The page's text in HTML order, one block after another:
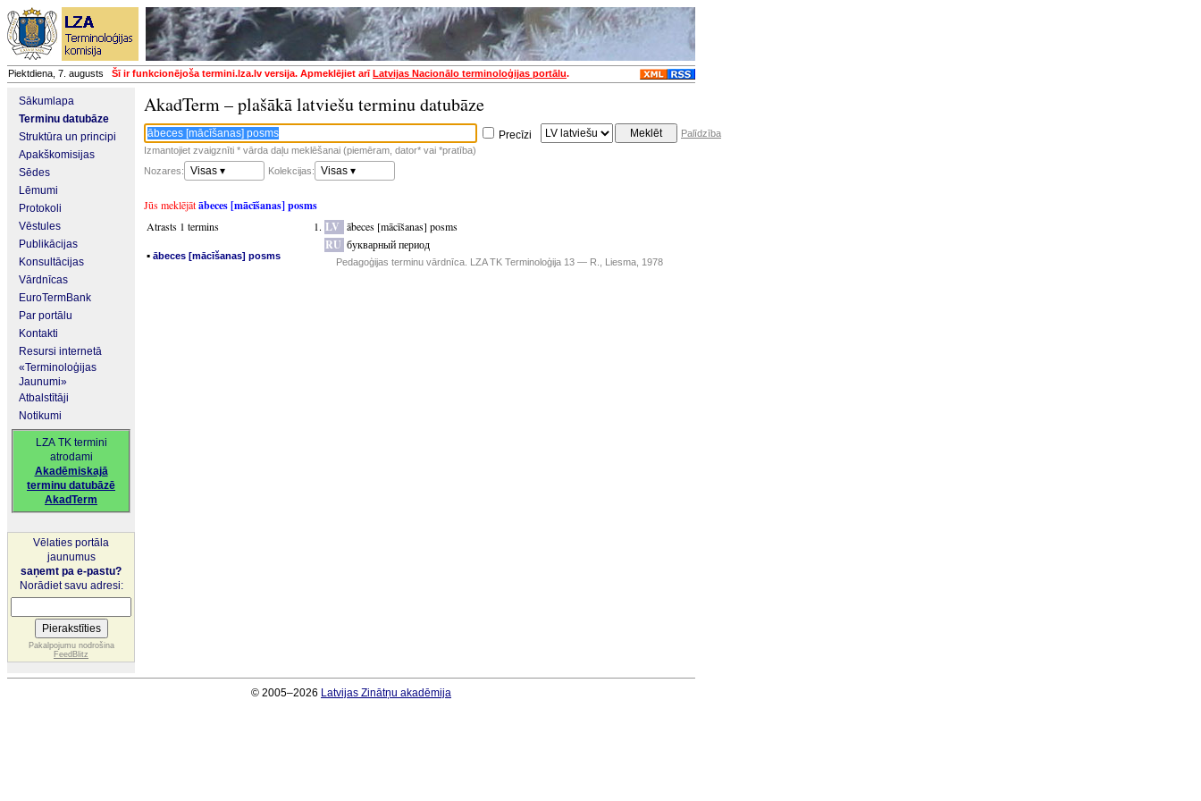
Piektdiena, 7. augusts Šī ir funkcionējoša termini.lza.lv versija. Apmeklējiet arīLatvijas Nacionālo terminoloģijas portālu.
Sākumlapa
Terminu datubāze
Struktūra un principi
Apakškomisijas
Sēdes
Lēmumi
Protokoli
Vēstules
Publikācijas
Konsultācijas
Vārdnīcas
EuroTermBank
Par portālu
Kontakti
Resursi internetā
«Terminoloģijas
Jaunumi»
Atbalstītāji
Notikumi
LZA TK termini
atrodami
Akadēmiskajā
terminu datubāzē
AkadTerm
Vēlaties portāla
jaunumus
saņemt pa e-pastu?
Norādiet savu adresi:
Pakalpojumu nodrošina
FeedBlitz
AkadTerm – plašākā latviešu terminu datubāze
Precīzi
Palīdzība
Izmantojiet zvaigznīti * vārda daļu meklēšanai (piemēram, dator* vai *pratība)
Nozares:
Visas ▾ Kolekcijas: Visas ▾
Jūs meklējātābeces [mācīšanas] posms
Atrasts 1 termins
▪ ābeces [mācīšanas] posms
LV ābeces [mācīšanas] posms
RU букварный период
Pedagoģijas terminu vārdnīca. LZA TK Terminoloģija 13 — R., Liesma, 1978
© 2005–2026 Latvijas Zinātņu akadēmija